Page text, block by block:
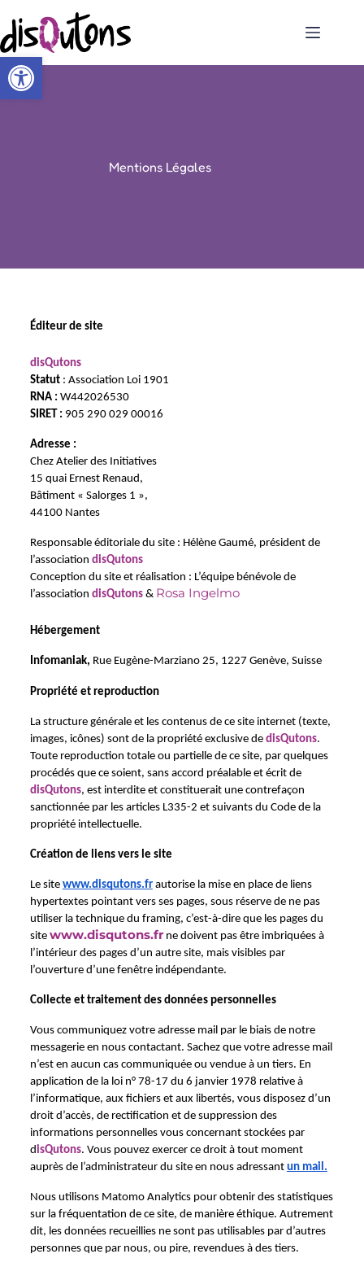
Ouvrir la barre d’outils
Mentions Légales
Éditeur de site
disQutons
Statut : Association Loi 1901
RNA : W442026530
SIRET : 905 290 029 00016
Adresse :
Chez Atelier des Initiatives
15 quai Ernest Renaud,
Bâtiment « Salorges 1 »,
44100 Nantes
Responsable éditoriale du site : Hélène Gaumé, président de
l’association disQutons
Conception du site et réalisation : L’équipe bénévole de
l’association disQutons & Rosa Ingelmo
Hébergement
Infomaniak, Rue Eugène-Marziano 25, 1227 Genève, Suisse
Propriété et reproduction
La structure générale et les contenus de ce site internet (texte,
images, icônes) sont de la propriété exclusive de disQutons.
Toute reproduction totale ou partielle de ce site, par quelques
procédés que ce soient, sans accord préalable et écrit de
disQutons, est interdite et constituerait une contrefaçon
sanctionnée par les articles L335-2 et suivants du Code de la
propriété intellectuelle.
Création de liens vers le site
Le site www.disqutons.fr autorise la mise en place de liens
hypertextes pointant vers ses pages, sous réserve de ne pas
utiliser la technique du framing, c’est-à-dire que les pages du
site www.disqutons.fr ne doivent pas être imbriquées à
l’intérieur des pages d’un autre site, mais visibles par
l’ouverture d’une fenêtre indépendante.
Collecte et traitement des données personnelles
Vous communiquez votre adresse mail par le biais de notre
messagerie en nous contactant. Sachez que votre adresse mail
n’est en aucun cas communiquée ou vendue à un tiers. En
application de la loi n° 78-17 du 6 janvier 1978 relative à
l’informatique, aux fichiers et aux libertés, vous disposez d’un
droit d’accès, de rectification et de suppression des
informations personnelles vous concernant stockées par
disQutons. Vous pouvez exercer ce droit à tout moment
auprès de l’administrateur du site en nous adressant un mail.
Nous utilisons Matomo Analytics pour obtenir des statistiques
sur la fréquentation de ce site, de manière éthique. Autrement
dit, les données recueillies ne sont pas utilisables par d’autres
personnes que par nous, ou pire, revendues à des tiers.